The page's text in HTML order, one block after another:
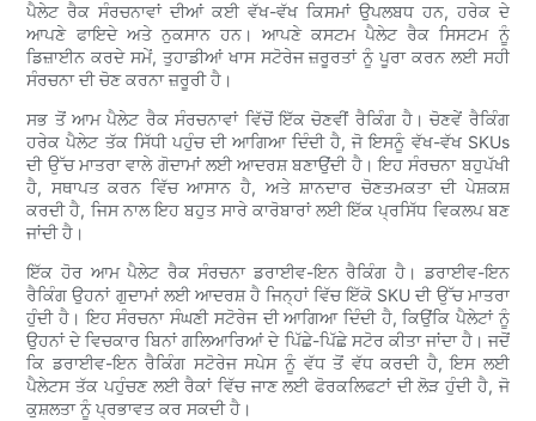
ਪੈਲੇਟ ਰੈਕ ਸੰਰਚਨਾਵਾਂ ਦੀਆਂ ਕਈ ਵੱਖ-ਵੱਖ ਕਿਸਮਾਂ ਉਪਲਬਧ ਹਨ, ਹਰੇਕ ਦੇ
ਆਪਣੇ ਫਾਇਦੇ ਅਤੇ ਨੁਕਸਾਨ ਹਨ। ਆਪਣੇ ਕਸਟਮ ਪੈਲੇਟ ਰੈਕ ਸਿਸਟਮ ਨੂੰ
ਡਿਜ਼ਾਈਨ ਕਰਦੇ ਸਮੇਂ, ਤੁਹਾਡੀਆਂ ਖਾਸ ਸਟੋਰੇਜ ਜ਼ਰੂਰਤਾਂ ਨੂੰ ਪੂਰਾ ਕਰਨ ਲਈ ਸਹੀ
ਸੰਰਚਨਾ ਦੀ ਚੋਣ ਕਰਨਾ ਜ਼ਰੂਰੀ ਹੈ।
ਸਭ ਤੋਂ ਆਮ ਪੈਲੇਟ ਰੈਕ ਸੰਰਚਨਾਵਾਂ ਵਿੱਚੋਂ ਇੱਕ ਚੋਣਵੀਂ ਰੈਕਿੰਗ ਹੈ। ਚੋਣਵੇਂ ਰੈਕਿੰਗ
ਹਰੇਕ ਪੈਲੇਟ ਤੱਕ ਸਿੱਧੀ ਪਹੁੰਚ ਦੀ ਆਗਿਆ ਦਿੰਦੀ ਹੈ, ਜੋ ਇਸਨੂੰ ਵੱਖ-ਵੱਖ SKUs
ਦੀ ਉੱਚ ਮਾਤਰਾ ਵਾਲੇ ਗੋਦਾਮਾਂ ਲਈ ਆਦਰਸ਼ ਬਣਾਉਂਦੀ ਹੈ। ਇਹ ਸੰਰਚਨਾ ਬਹੁਪੱਖੀ
ਹੈ, ਸਥਾਪਤ ਕਰਨ ਵਿੱਚ ਆਸਾਨ ਹੈ, ਅਤੇ ਸ਼ਾਨਦਾਰ ਚੋਣਤਮਕਤਾ ਦੀ ਪੇਸ਼ਕਸ਼
ਕਰਦੀ ਹੈ, ਜਿਸ ਨਾਲ ਇਹ ਬਹੁਤ ਸਾਰੇ ਕਾਰੋਬਾਰਾਂ ਲਈ ਇੱਕ ਪ੍ਰਸਿੱਧ ਵਿਕਲਪ ਬਣ
ਜਾਂਦੀ ਹੈ।
ਇੱਕ ਹੋਰ ਆਮ ਪੈਲੇਟ ਰੈਕ ਸੰਰਚਨਾ ਡਰਾਈਵ-ਇਨ ਰੈਕਿੰਗ ਹੈ। ਡਰਾਈਵ-ਇਨ
ਰੈਕਿੰਗ ਉਹਨਾਂ ਗੁਦਾਮਾਂ ਲਈ ਆਦਰਸ਼ ਹੈ ਜਿਨ੍ਹਾਂ ਵਿੱਚ ਇੱਕੋ SKU ਦੀ ਉੱਚ ਮਾਤਰਾ
ਹੁੰਦੀ ਹੈ। ਇਹ ਸੰਰਚਨਾ ਸੰਘਣੀ ਸਟੋਰੇਜ ਦੀ ਆਗਿਆ ਦਿੰਦੀ ਹੈ, ਕਿਉਂਕਿ ਪੈਲੇਟਾਂ ਨੂੰ
ਉਹਨਾਂ ਦੇ ਵਿਚਕਾਰ ਬਿਨਾਂ ਗਲਿਆਰਿਆਂ ਦੇ ਪਿੱਛੇ-ਪਿੱਛੇ ਸਟੋਰ ਕੀਤਾ ਜਾਂਦਾ ਹੈ। ਜਦੋਂ
ਕਿ ਡਰਾਈਵ-ਇਨ ਰੈਕਿੰਗ ਸਟੋਰੇਜ ਸਪੇਸ ਨੂੰ ਵੱਧ ਤੋਂ ਵੱਧ ਕਰਦੀ ਹੈ, ਇਸ ਲਈ
ਪੈਲੇਟਸ ਤੱਕ ਪਹੁੰਚਣ ਲਈ ਰੈਕਾਂ ਵਿੱਚ ਜਾਣ ਲਈ ਫੋਰਕਲਿਫਟਾਂ ਦੀ ਲੋੜ ਹੁੰਦੀ ਹੈ, ਜੋ
ਕੁਸ਼ਲਤਾ ਨੂੰ ਪ੍ਰਭਾਵਤ ਕਰ ਸਕਦੀ ਹੈ।